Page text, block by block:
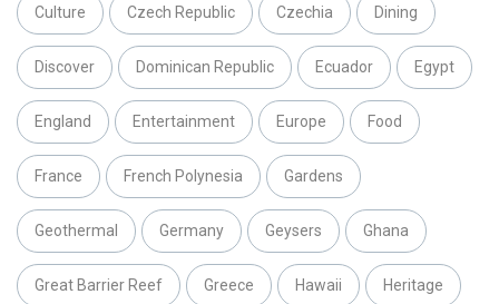
Culture Czech Republic Czechia Dining
Discover Dominican Republic Ecuador Egypt
England Entertainment Europe Food
France French Polynesia Gardens
Geothermal Germany Geysers Ghana
Great Barrier Reef Greece Hawaii Heritage